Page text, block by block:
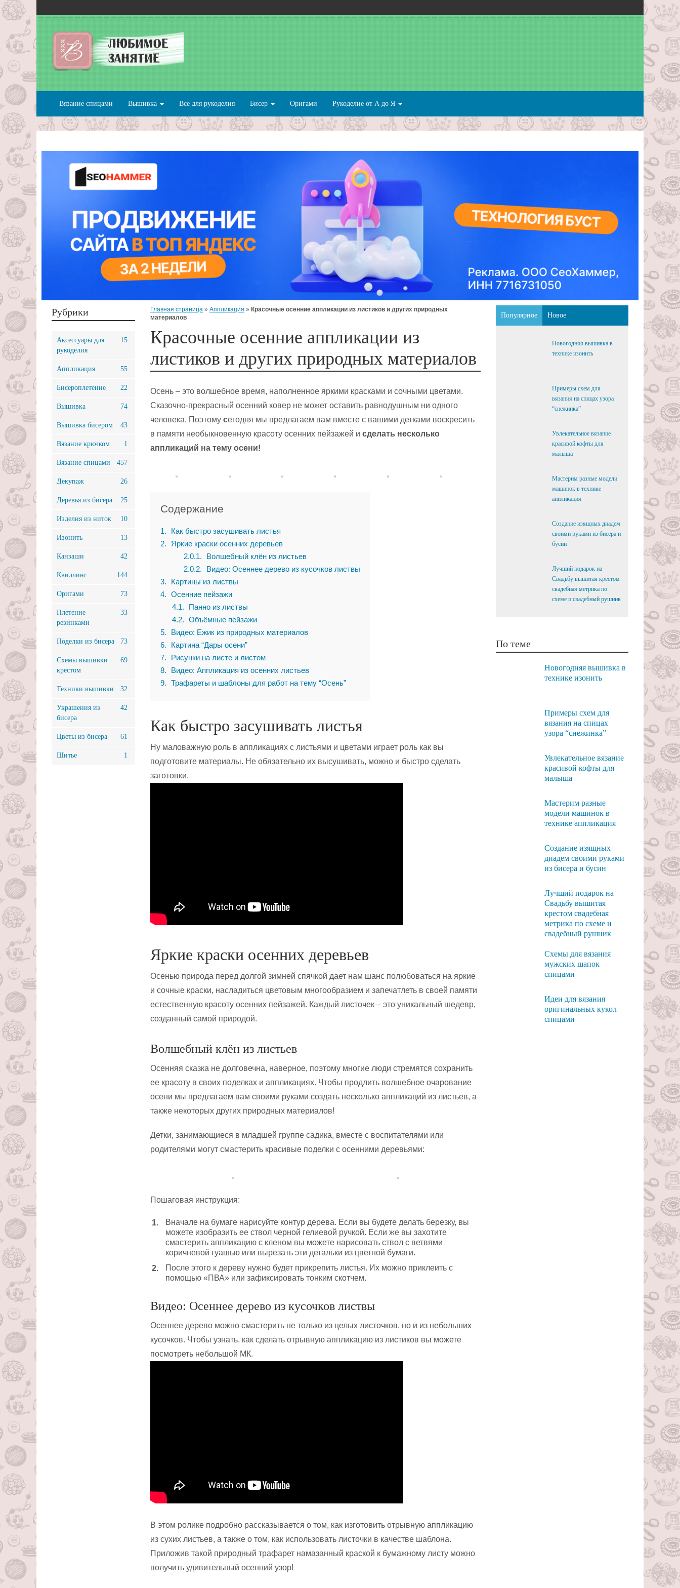
Вязание спицами Вышивка Все для рукоделия Бисер Оригами Рукоделие от А до Я
Главная страница » Аппликация » Красочные осенние аппликации из листиков и других природных
материалов
Красочные осенние аппликации из
листиков и других природных материалов
Осень – это волшебное время, наполненное яркими красками и сочными цветами.
Сказочно-прекрасный осенний ковер не может оставить равнодушным ни одного
человека. Поэтому сегодня мы предлагаем вам вместе с вашими детками воскресить
в памяти необыкновенную красоту осенних пейзажей и сделать несколько
аппликаций на тему осени!
Содержание
1
Как быстро засушивать листья
2
Яркие краски осенних деревьев
2.0.1
Волшебный клён из листьев
2.0.2
Видео: Осеннее дерево из кусочков листвы
3
Картины из листвы
4
Осенние пейзажи
4.1
Панно из листвы
4.2
Объёмные пейзажи
5
Видео: Ежик из природных материалов
6
Картина “Дары осени”
7
Рисунки на листе и листом
8
Видео: Аппликация из осенних листьев
9
Трафареты и шаблоны для работ на тему “Осень”
Как быстро засушивать листья
Ну маловажную роль в аппликациях с листьями и цветами играет роль как вы
подготовите материалы. Не обязательно их высушивать, можно и быстро сделать
заготовки.
Яркие краски осенних деревьев
Осенью природа перед долгой зимней спячкой дает нам шанс полюбоваться на яркие
и сочные краски, насладиться цветовым многообразием и запечатлеть в своей памяти
естественную красоту осенних пейзажей. Каждый листочек – это уникальный шедевр,
созданный самой природой.
Волшебный клён из листьев
Осенняя сказка не долговечна, наверное, поэтому многие люди стремятся сохранить
ее красоту в своих поделках и аппликациях. Чтобы продлить волшебное очарование
осени мы предлагаем вам своими руками создать несколько аппликаций из листьев, а
также некоторых других природных материалов!
Детки, занимающиеся в младшей группе садика, вместе с воспитателями или
родителями могут смастерить красивые поделки с осенними деревьями:
Пошаговая инструкция:
Вначале на бумаге нарисуйте контур дерева. Если вы будете делать березку, вы
можете изобразить ее ствол черной гелиевой ручкой. Если же вы захотите
смастерить аппликацию с кленом вы можете нарисовать ствол с ветвями
коричневой гуашью или вырезать эти детальки из цветной бумаги.
После этого к дереву нужно будет прикрепить листья. Их можно приклеить с
помощью «ПВА» или зафиксировать тонким скотчем.
Видео: Осеннее дерево из кусочков листвы
Осеннее дерево можно смастерить не только из целых листочков, но и из небольших
кусочков. Чтобы узнать, как сделать отрывную аппликацию из листиков вы можете
посмотреть небольшой МК.
В этом ролике подробно рассказывается о том, как изготовить отрывную аппликацию
из сухих листьев, а также о том, как использовать листочки в качестве шаблона.
Приложив такой природный трафарет намазанный краской к бумажному листу можно
получить удивительный осенний узор!
Популярное Новое
Новогодняя вышивка в
технике изонить
Примеры схем для
вязания на спицах узора
“снежинка”
Увлекательное вязание
красивой кофты для
малыша
Мастерим разные модели
машинок в технике
аппликация
Создание изящных диадем
своими руками из бисера и
бусин
Лучший подарок на
Свадьбу вышитая крестом
свадебная метрика по
схеме и свадебный рушник
По теме
Новогодняя вышивка в
технике изонить
Примеры схем для
вязания на спицах
узора “снежинка”
Увлекательное вязание
красивой кофты для
малыша
Мастерим разные
модели машинок в
технике аппликация
Создание изящных
диадем своими руками
из бисера и бусин
Лучший подарок на
Свадьбу вышитая
крестом свадебная
метрика по схеме и
свадебный рушник
Схемы для вязания
мужских шапок
спицами
Идеи для вязания
оригинальных кукол
спицами
Рубрики
Аксессуары для
рукоделия
15
Аппликация 55
Бисероплетение 22
Вышивка 74
Вышивка бисером 43
Вязание крючком 1
Вязание спицами 457
Декупаж 26
Деревья из бисера 25
Изделия из ниток 10
Изонить 13
Канзаши 42
Квиллинг 144
Оригами 73
Плетение
резинками
33
Поделки из бисера 73
Схемы вышивки
крестом
69
Техники вышивки 32
Украшения из
бисера
42
Цветы из бисера 61
Шитье 1